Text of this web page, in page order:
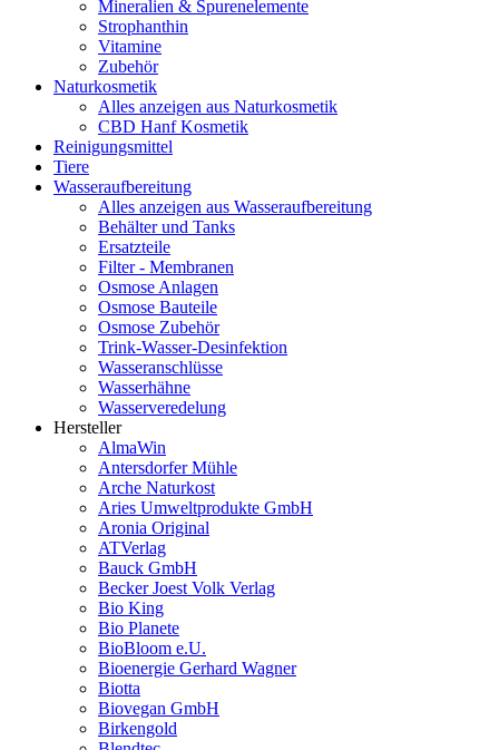
Mineralien & Spurenelemente
Strophanthin
Vitamine
Zubehör
Naturkosmetik
Alles anzeigen aus Naturkosmetik
CBD Hanf Kosmetik
Reinigungsmittel
Tiere
Wasseraufbereitung
Alles anzeigen aus Wasseraufbereitung
Behälter und Tanks
Ersatzteile
Filter - Membranen
Osmose Anlagen
Osmose Bauteile
Osmose Zubehör
Trink-Wasser-Desinfektion
Wasseranschlüsse
Wasserhähne
Wasserveredelung
Hersteller
AlmaWin
Antersdorfer Mühle
Arche Naturkost
Aries Umweltprodukte GmbH
Aronia Original
ATVerlag
Bauck GmbH
Becker Joest Volk Verlag
Bio King
Bio Planete
BioBloom e.U.
Bioenergie Gerhard Wagner
Biotta
Biovegan GmbH
Birkengold